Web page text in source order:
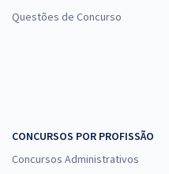
Questões de Concurso
CONCURSOS POR PROFISSÃO
Concursos Administrativos